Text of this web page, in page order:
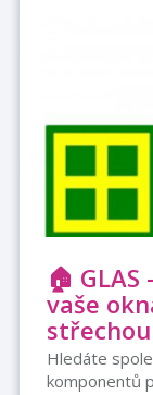
🏠 GLAS
vaše
střechou
Hledáte
komponentů